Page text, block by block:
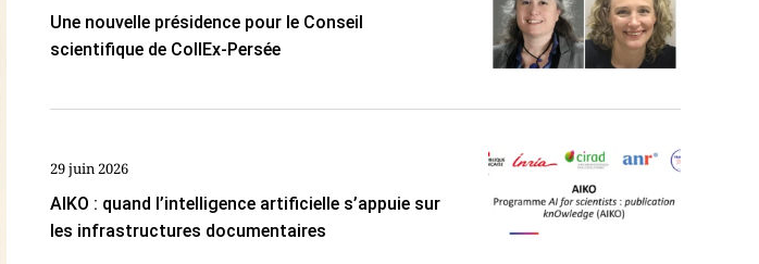
Une nouvelle présidence pour le Conseil
scientifique de CollEx-Persée
29 juin 2026
AIKO : quand l’intelligence artificielle s’appuie sur
les infrastructures documentaires